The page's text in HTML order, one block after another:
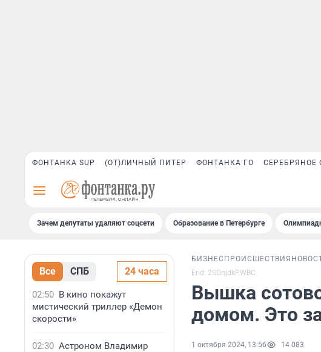
ФОНТАНКА SUP (ОТ)ЛИЧНЫЙ ПИТЕР ФОНТАНКА ГО СЕРЕБРЯНОЕ
Зачем депутаты удаляют соцсети Образование в Петербурге
Все СПБ 24 часа
02:50 В кино покажут
мистический триллер «Демон
скорости»
02:30 Астроном Владимир
БИЗНЕС ПРОИСШЕСТВИЯ
Erid: 2SDnjdkPWBC
Вышка
домом. Это
1 октября 2024, 13:56 14 083